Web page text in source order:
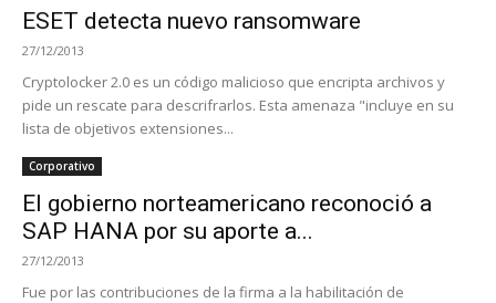
ESET detecta nuevo ransomware
27/12/2013
Cryptolocker 2.0 es un código malicioso que encripta archivos y
pide un rescate para descrifrarlos. Esta amenaza "incluye en su
lista de objetivos extensiones...
Corporativo
El gobierno norteamericano reconoció a
SAP HANA por su aporte a...
27/12/2013
Fue por las contribuciones de la firma a la habilitación de